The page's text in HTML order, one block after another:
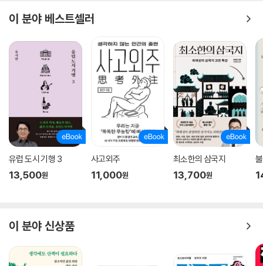
이 분야 베스트셀러
유럽 도시 기행 3
13,500원
사고외주
11,000원
최소한의 삼국지
13,700원
이 분야 신상품